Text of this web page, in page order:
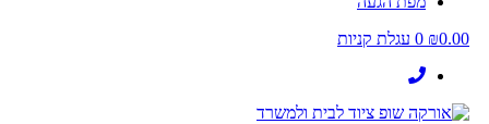
₪0.00
0 עגלת קניות